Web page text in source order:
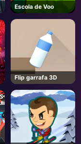
Escola de Voo
Flip garrafa 3D